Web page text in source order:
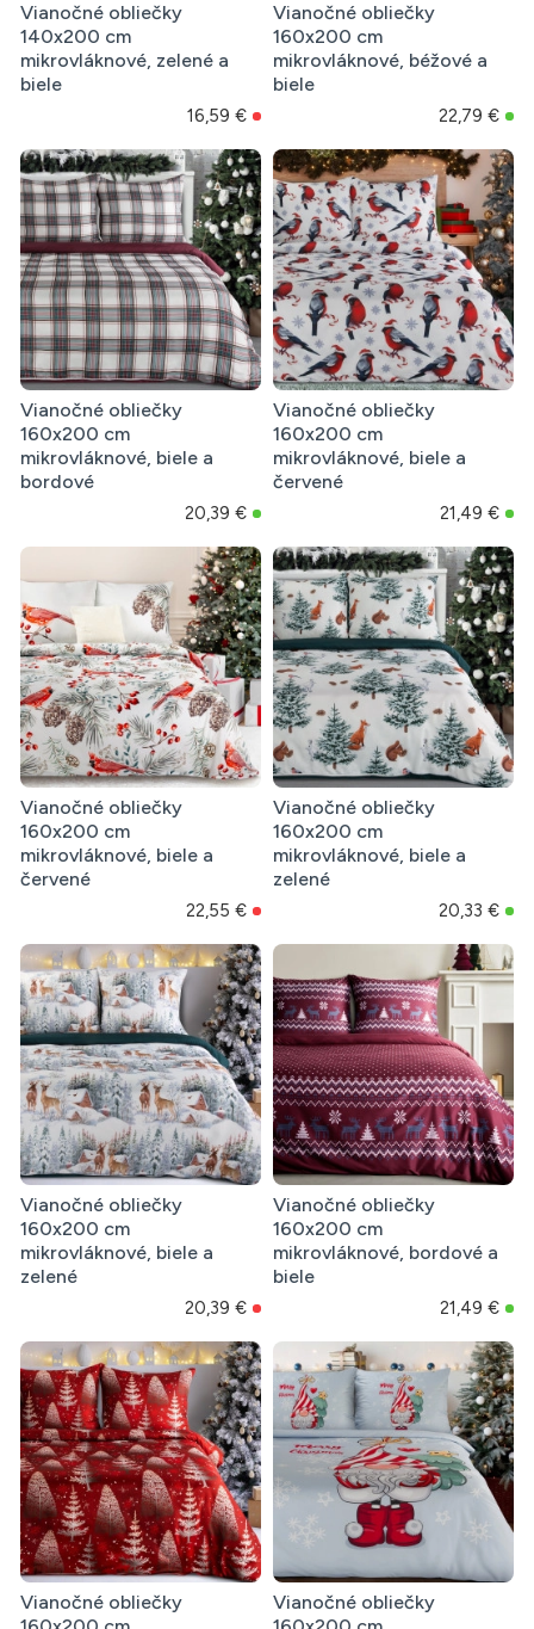
Vianočné obliečky
140x200 cm
mikrovláknové, zelené a
biele
16,59 €
Vianočné obliečky
160x200 cm
mikrovláknové, béžové a
biele
22,79 €
Vianočné obliečky
160x200 cm
mikrovláknové, biele a
bordové
20,39 €
Vianočné obliečky
160x200 cm
mikrovláknové, biele a
červené
21,49 €
Vianočné obliečky
160x200 cm
mikrovláknové, biele a
červené
22,55 €
Vianočné obliečky
160x200 cm
mikrovláknové, biele a
zelené
20,33 €
Vianočné obliečky
160x200 cm
mikrovláknové, biele a
zelené
20,39 €
Vianočné obliečky
160x200 cm
mikrovláknové, bordové a
biele
21,49 €
Vianočné obliečky
Vianočné obliečky